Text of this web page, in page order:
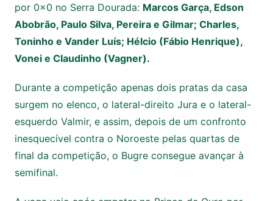
por 0x0 no Serra Dourada: Marcos Garça, Edson
Abobrão, Paulo Silva, Pereira e Gilmar; Charles,
Toninho e Vander Luís; Hélcio (Fábio Henrique),
Vonei e Claudinho (Vagner).
Durante a competição apenas dois pratas da casa
surgem no elenco, o lateral-direito Jura e o lateral-
esquerdo Valmir, e assim, depois de um confronto
inesquecível contra o Noroeste pelas quartas de
final da competição, o Bugre consegue avançar à
semifinal.